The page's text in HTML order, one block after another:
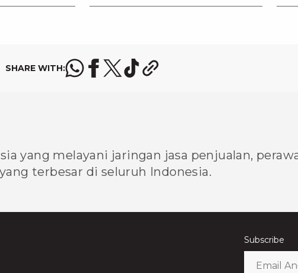
SHARE WITH:
yang melayani jaringan jasa penjualan,
terbesar di seluruh Indonesia.
Subscribe